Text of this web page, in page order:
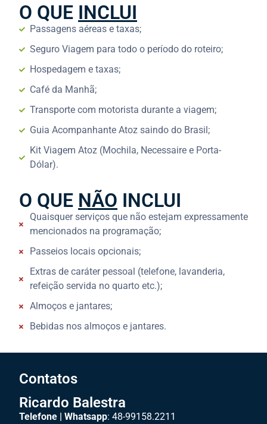
O QUE INCLUI
Passagens aéreas e taxas;
Seguro Viagem para todo o período do roteiro;
Hospedagem e taxas;
Café da Manhã;
Transporte com motorista durante a viagem;
Guia Acompanhante Atoz saindo do Brasil;
Kit Viagem Atoz (Mochila, Necessaire e Porta-
Dólar).
O QUE NÃO INCLUI
Quaisquer serviços que não estejam expressamente
mencionados na programação;
Passeios locais opcionais;
Extras de caráter pessoal (telefone, lavanderia,
refeição servida no quarto etc.);
Almoços e jantares;
Bebidas nos almoços e jantares.
Contatos
Ricardo Balestra
Telefone | Whatsapp: 48-99158.2211